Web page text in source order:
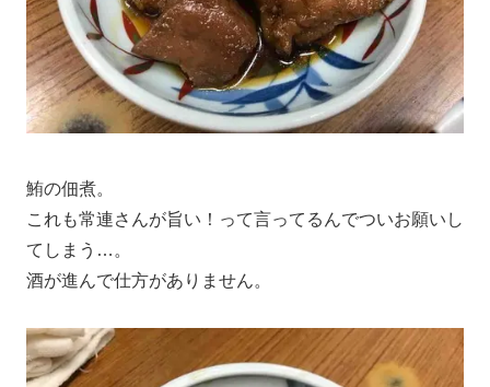
鮪の佃煮。
これも常連さんが旨い！って言ってるんでついお願いし
てしまう…。
酒が進んで仕方がありません。